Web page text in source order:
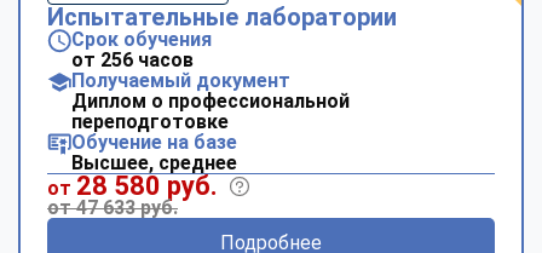
Испытательные лаборатории
Срок обучения
от 256 часов
Получаемый документ
Диплом о профессиональной
переподготовке
Обучение на базе
Высшее, среднее
от 28 580 руб.
от 47 633 руб.
Подробнее